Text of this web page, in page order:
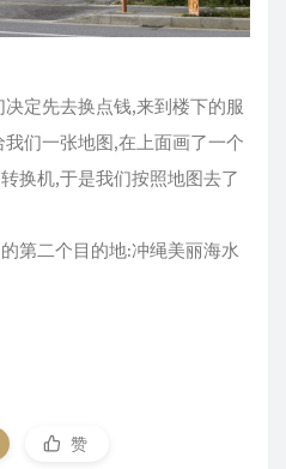
定先去换点钱,来到楼下的服
们一张地图,在上面画了一个
换机,于是我们按照地图去了
第二个目的地:冲绳美丽海水
赞